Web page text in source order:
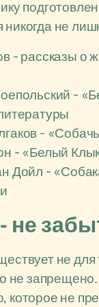
никогда не
- рассказы о
-
-
- «Белый
Дойл -
не
не
не
которое не